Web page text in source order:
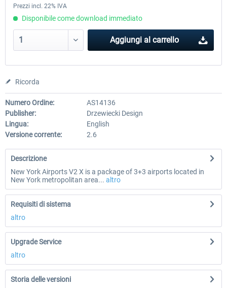
Prezzi incl. 22% IVA
Disponibile come download immediato
Aggiungi al carrello
Ricorda
Numero Ordine:
AS14136
Publisher:
Drzewiecki Design
Lingua:
English
Versione corrente:
2.6
Descrizione
New York Airports V2 X is a package of 3+3 airports located in
New York metropolitan area... altro
Requisiti di sistema
altro
Upgrade Service
altro
Storia delle versioni